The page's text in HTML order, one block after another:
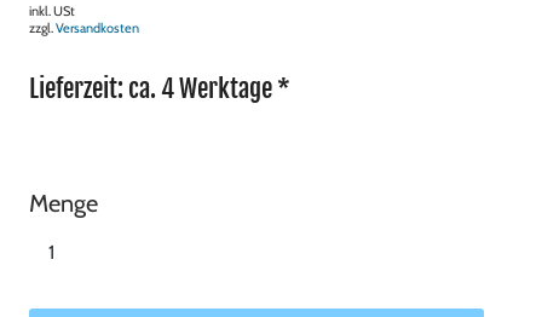
inkl. USt
zzgl.Versandkosten
Lieferzeit: ca. 4 Werktage *
Menge